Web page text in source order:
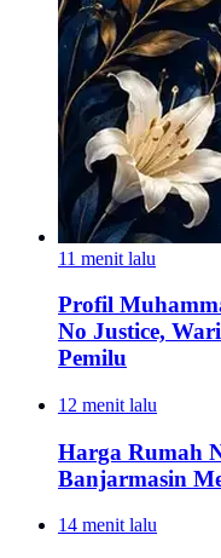
11 menit lalu
Profil
No Justice,
Pemilu
12 menit lalu
Harga Rumah
Banjarmasin
14 menit lalu